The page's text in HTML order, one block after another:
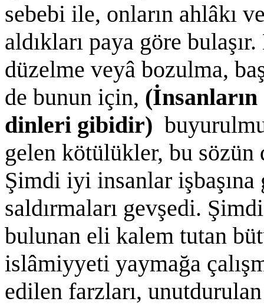
sebebi ile, onların ahlâkı
aldıkları paya göre
düzelme veyâ bozulma,
de bunun için,
dinleri gibidir)
gelen kötülükler, bu
Şimdi iyi insanlar
saldırmaları gevşedi.
bulunan eli kalem tutan
islâmiyyeti yaymağa
edilen farzları,